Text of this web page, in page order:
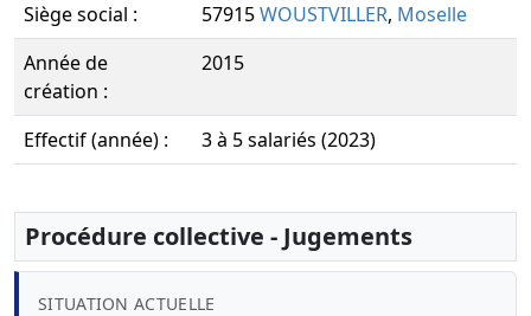
Siège social :
57915WOUSTVILLER, Moselle
Année de
création :
2015
Effectif (année) : 3 à 5 salariés (2023)
Procédure collective - Jugements
SITUATION ACTUELLE